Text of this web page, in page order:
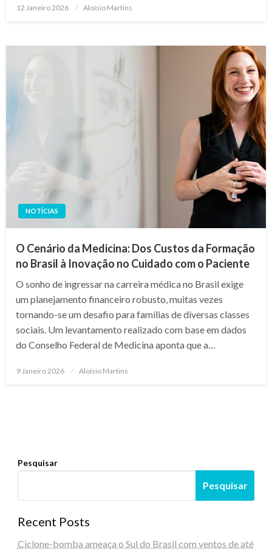
Posted
12 Janeiro 2026 Aloísio Martins
NOTÍCIAS
O Cenário da Medicina: Dos Custos da Formação
no Brasil à Inovação no Cuidado com o Paciente
O sonho de ingressar na carreira médica no Brasil exige
um planejamento financeiro robusto, muitas vezes
tornando-se um desafio para famílias de diversas classes
sociais. Um levantamento realizado com base em dados
do Conselho Federal de Medicina aponta que a…
Posted
9 Janeiro 2026 Aloísio Martins
Pesquisar
Pesquisar
Recent Posts
Ciclone-bomba ameaça o Sul do Brasil com ventos de até